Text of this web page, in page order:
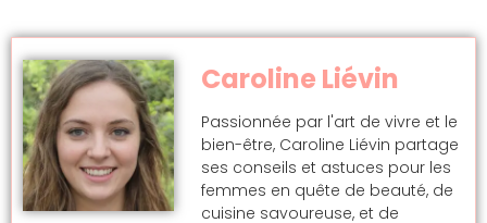
Caroline Liévin
Passionnée par l'art de vivre et le
bien-être, Caroline Liévin partage
ses conseils et astuces pour les
femmes en quête de beauté, de
cuisine savoureuse, et de